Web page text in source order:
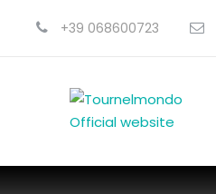
+39 068600723